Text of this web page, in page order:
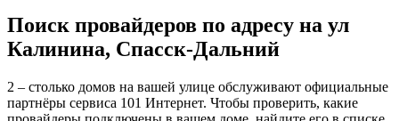
Поиск провайдеров по адресу на ул
Калинина, Спасск-Дальний
2 – столько домов на вашей улице обслуживают официальные
партнёры сервиса 101 Интернет. Чтобы проверить, какие